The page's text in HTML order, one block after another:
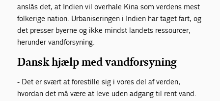
anslås det, at Indien vil overhale Kina som verdens mest
folkerige nation. Urbaniseringen i Indien har taget fart, og
det presser byerne og ikke mindst landets ressourcer,
herunder vandforsyning.
Dansk hjælp med vandforsyning
- Det er svært at forestille sig i vores del af verden,
hvordan det må være at leve uden adgang til rent vand.